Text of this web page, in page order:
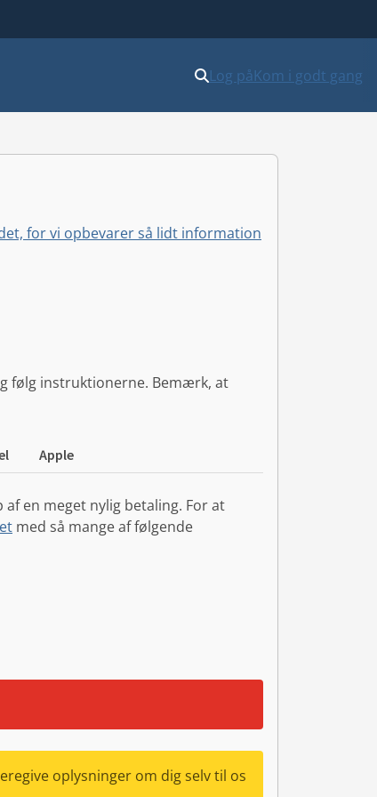
Log påKom i godt gang
for vi opbevarer så lidt information
følg instruktionerne. Bemærk, at
Apple
en meget nylig betaling. For at
med så mange af følgende
oplysninger om dig selv til os